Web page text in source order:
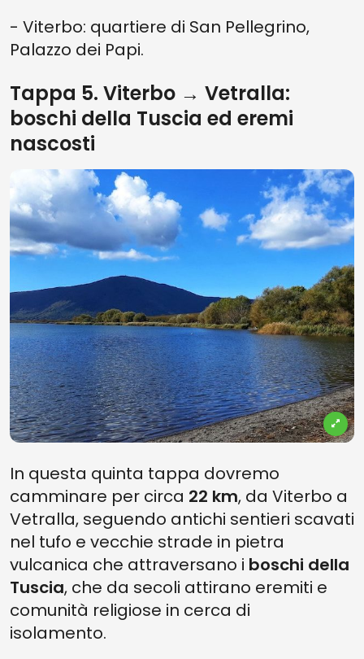
- Viterbo: quartiere di San Pellegrino,
Palazzo dei Papi.
Tappa 5. Viterbo → Vetralla:
boschi della Tuscia ed eremi
nascosti
Vedi su mappa
In questa quinta tappa dovremo
camminare per circa 22 km, da Viterbo a
Vetralla, seguendo antichi sentieri scavati
nel tufo e vecchie strade in pietra
vulcanica che attraversano i boschi della
Tuscia, che da secoli attirano eremiti e
comunità religiose in cerca di
isolamento.